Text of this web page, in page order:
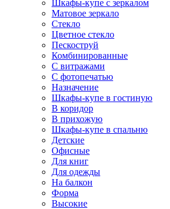
Шкафы-купе с зеркалом
Матовое зеркало
Стекло
Цветное стекло
Пескоструй
Комбинированные
С витражами
С фотопечатью
Назначение
Шкафы-купе в гостиную
В коридор
В прихожую
Шкафы-купе в спальню
Детские
Офисные
Для книг
Для одежды
На балкон
Форма
Высокие